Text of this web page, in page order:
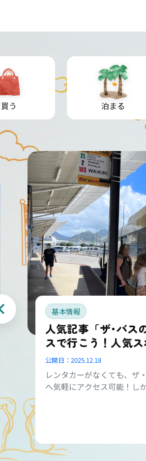
買う 泊まる
基本情報
人気記事「ザ･バス
スで行こう！人気
羅！
公開日： 2025.12.18
レンタカーがなくても、ザ
へ気軽にアクセス可能！し